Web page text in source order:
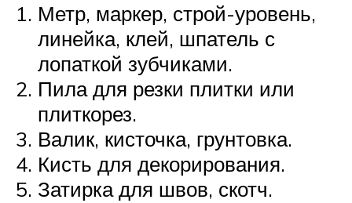
Метр, маркер, строй-уровень,
линейка, клей, шпатель с
лопаткой зубчиками.
Пила для резки плитки или
плиткорез.
Валик, кисточка, грунтовка.
Кисть для декорирования.
Затирка для швов, скотч.